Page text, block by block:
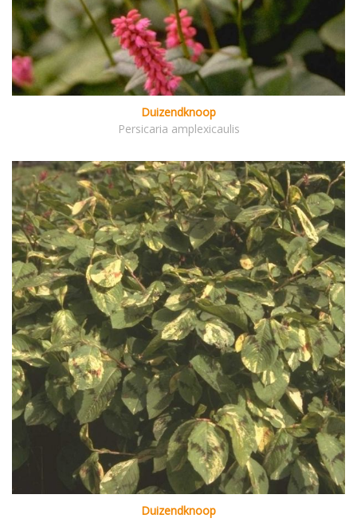
Duizendknoop
Persicaria amplexicaulis
Duizendknoop